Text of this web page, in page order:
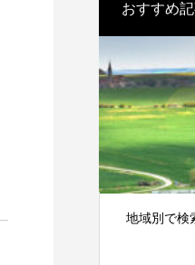
おすすめ
地域別で検